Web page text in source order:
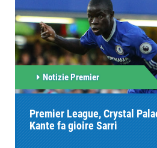
Notizie Premier
Premier League, Crystal
Kante fa gioire Sarri